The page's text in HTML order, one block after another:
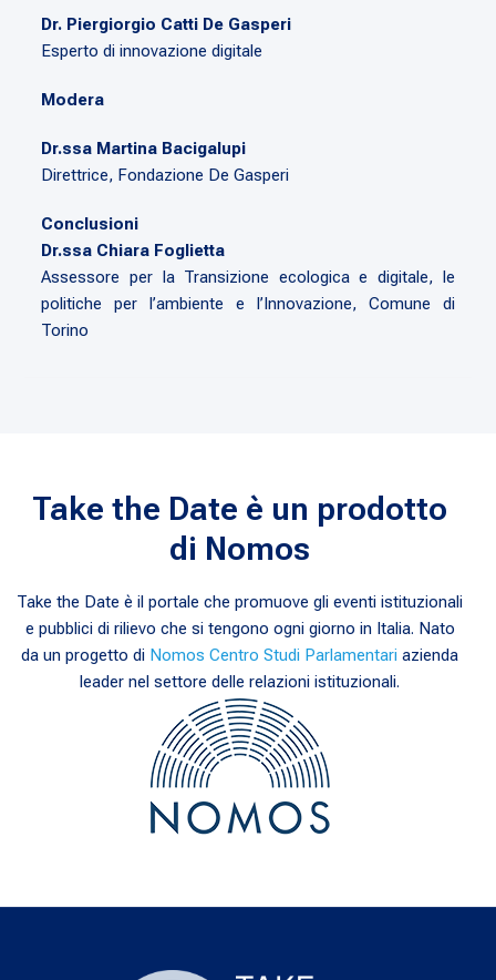
Dr. Piergiorgio Catti De Gasperi
Esperto di innovazione digitale
Modera
Dr.ssa Martina Bacigalupi
Direttrice, Fondazione De Gasperi
Conclusioni
Dr.ssa Chiara Foglietta
Assessore per la Transizione ecologica e digitale, le
politiche per l’ambiente e l’Innovazione, Comune di
Torino
Take the Date è un prodotto
di Nomos
Take the Date è il portale che promuove gli eventi istituzionali
e pubblici di rilievo che si tengono ogni giorno in Italia. Nato
da un progetto di Nomos Centro Studi Parlamentari azienda
leader nel settore delle relazioni istituzionali.